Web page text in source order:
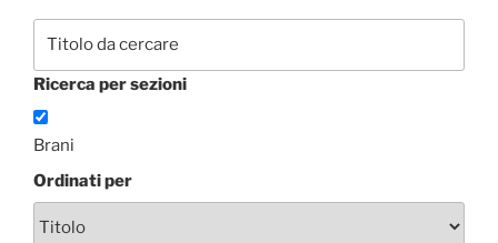
Ricerca per sezioni
Brani
Ordinati per